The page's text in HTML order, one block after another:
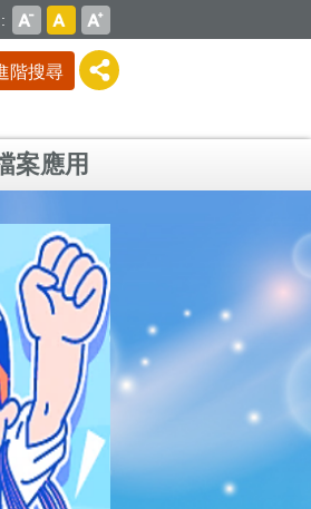
階搜尋
案應用